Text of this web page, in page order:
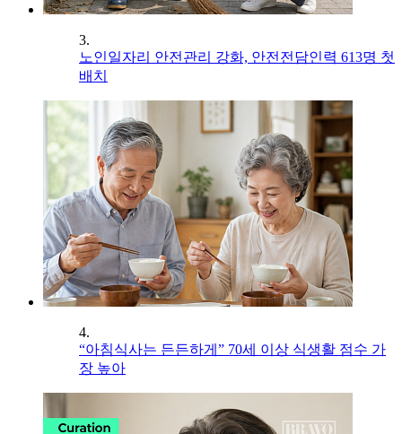
3.
노인일자리 안전관리 강화, 안전전담인력 613명 첫
배치
4.
“아침식사는 든든하게” 70세 이상 식생활 점수 가
장 높아